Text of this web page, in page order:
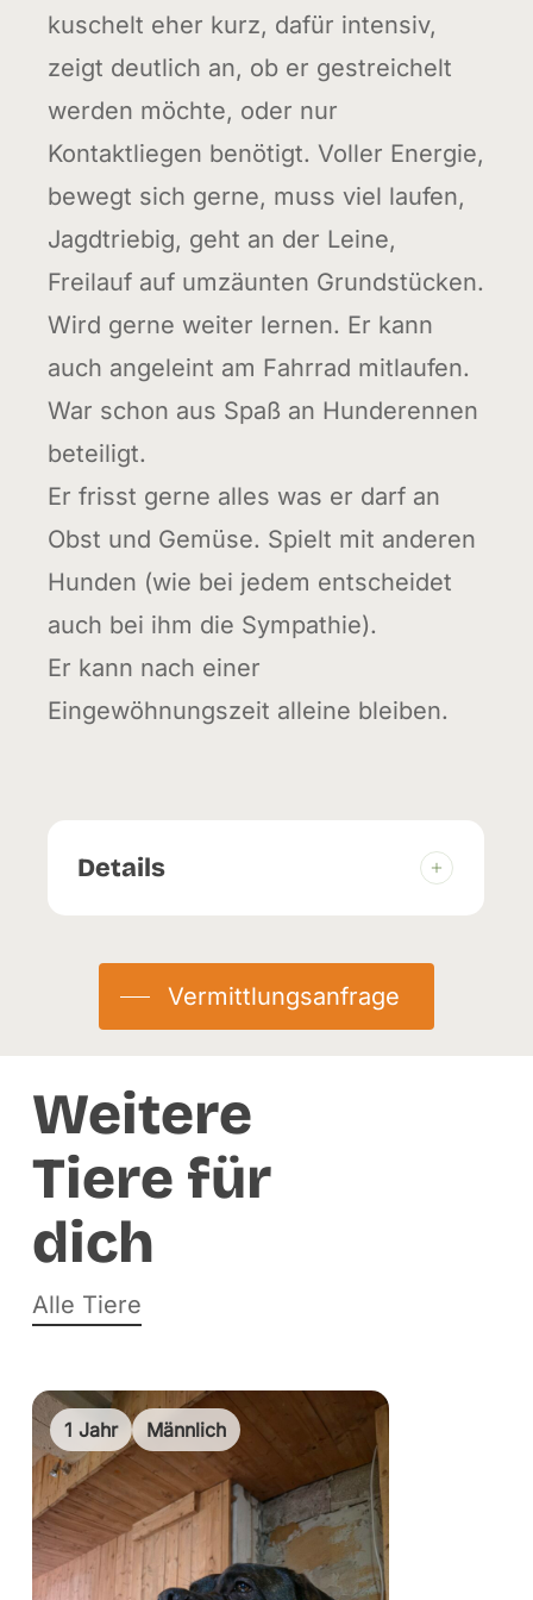
kuschelt eher kurz, dafür intensiv,
zeigt deutlich an, ob er gestreichelt
werden möchte, oder nur
Kontaktliegen benötigt. Voller Energie,
bewegt sich gerne, muss viel laufen,
Jagdtriebig, geht an der Leine,
Freilauf auf umzäunten Grundstücken.
Wird gerne weiter lernen. Er kann
auch angeleint am Fahrrad mitlaufen.
War schon aus Spaß an Hunderennen
beteiligt.
Er frisst gerne alles was er darf an
Obst und Gemüse. Spielt mit anderen
Hunden (wie bei jedem entscheidet
auch bei ihm die Sympathie).
Er kann nach einer
Eingewöhnungszeit alleine bleiben.
Details
Vermittlungsanfrage
Weitere
Tiere für
dich
Alle Tiere
1 Jahr Männlich